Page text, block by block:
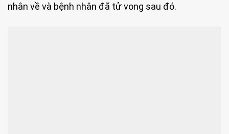
nhân về và bệnh nhân đã tử vong sau đó.